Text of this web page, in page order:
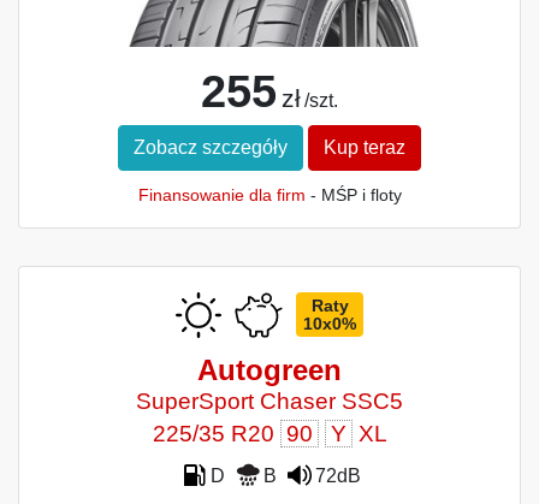
255 zł /szt.
Zobacz szczegóły Kup teraz
Finansowanie dla firm - MŚP i floty
Raty
10x0%
Autogreen
SuperSport Chaser SSC5
225/35 R20 90 Y XL
D B 72dB